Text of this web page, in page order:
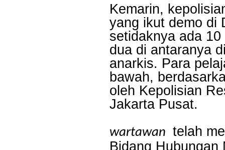
Kemarin,
yang ikut demo di
setidaknya ada
dua di antaranya
anarkis. Para
bawah,
oleh Kepolisian
Jakarta Pusat.
wartawan telah
Bidang Hubungan